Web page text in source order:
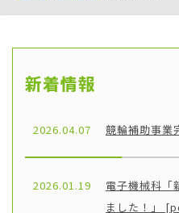
在
置：
新着情報
2026.04.07 競輪補助事業
2026.01.19
電子機械科「
ました！」